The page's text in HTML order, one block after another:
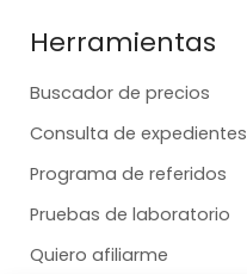
Herramientas
Buscador de precios
Consulta de expedientes
Programa de referidos
Pruebas de laboratorio
Quiero afiliarme